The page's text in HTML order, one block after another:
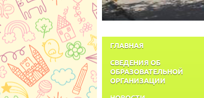
ГЛАВНАЯ
СВЕДЕНИЯ ОБ
ОБРАЗОВАТЕЛЬНОЙ
ОРГАНИЗАЦИИ